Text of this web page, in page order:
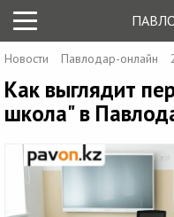
Новости Павлодар-онлайн
Как выглядит
школа" в